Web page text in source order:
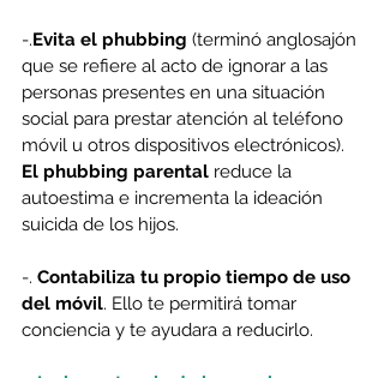
-.Evita el phubbing (terminó anglosajón
que se refiere al acto de ignorar a las
personas presentes en una situación
social para prestar atención al teléfono
móvil u otros dispositivos electrónicos).
El phubbing parental reduce la
autoestima e incrementa la ideación
suicida de los hijos.
-. Contabiliza tu propio tiempo de uso
del móvil. Ello te permitirá tomar
conciencia y te ayudara a reducirlo.